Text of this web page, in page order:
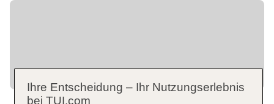
Ihre Entscheidung – Ihr Nutzungserlebnis
bei TUI.com